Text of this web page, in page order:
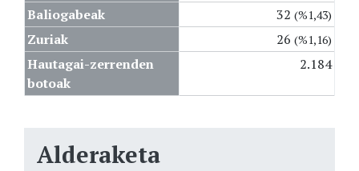
Baliogabeak
32 (%1,43)
Zuriak 26 (%1,16)
Hautagai-zerrenden
botoak
2.184
Alderaketa